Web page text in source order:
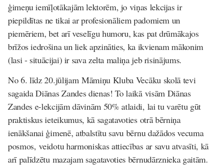
ģimeņu iemīļotākajām lektorēm, jo viņas lekcijas ir
piepildītas ne tikai ar profesionāliem padomiem un
piemēriem, bet arī veselīgu humoru, kas pat drūmākajos
brīžos iedrošina un liek apzināties, ka ikvienam mākonim
(lasi - situācijai) ir sava zelta maliņa jeb risinājums.
No 6. līdz 20.jūlijam Māmiņu Kluba Vecāku skolā tevi
sagaida Diānas Zandes dienas! To laikā visām Diānas
Zandes e-lekcijām dāvinām 50% atlaidi, lai tu varētu gūt
praktiskus ieteikumus, kā sagatavoties otrā bērniņa
ienākšanai ģimenē, atbalstītu savu bērnu dažādos vecuma
posmos, veidotu harmoniskas attiecības ar savu atvasīti, kā
arī palīdzētu mazajam sagatavoties bērnudārznieka gaitām.